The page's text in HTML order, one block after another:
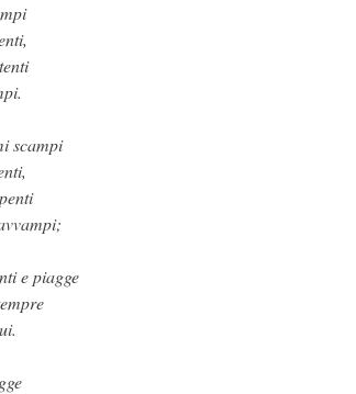
scampi
e piagge